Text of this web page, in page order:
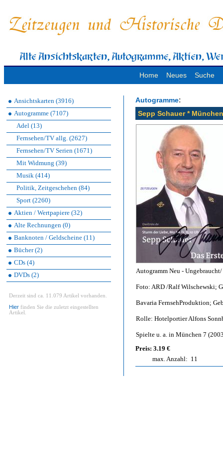
Home Neues Suche
Ansichtskarten (3916)
Autogramme (7107)
Adel (13)
Fernsehen/TV allg. (2627)
Fernsehen/TV Serien (1671)
Mit Widmung (39)
Musik (414)
Politik, Zeitgeschehen (84)
Sport (2260)
Aktien / Wertpapiere (32)
Alte Rechnungen (0)
Banknoten / Geldscheine (11)
Bücher (2)
CDs (4)
DVDs (2)
Derzeit sind ca. 11.079 Artikel vorhanden.
Hier finden Sie die zuletzt eingestellten
Artikel.
Autogramme:
Sepp Schauer *
Autogramm Neu -
Foto: ARD /Ralf Wilschewski;
Bavaria FernsehProduktion;
Rolle: Hotelportier Alfons
Spielte u. a. in München 7
Preis: 3.19 €
max. Anzahl: 11